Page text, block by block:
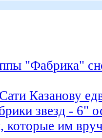
"Фабрика"
Казанову
звезд - 6"
которые им